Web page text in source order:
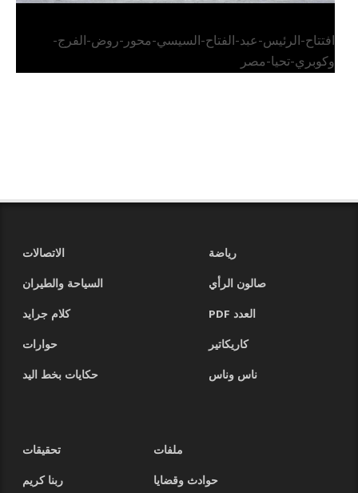
افتتاح-الرئيس-عبد-الفتاح-السيسي-محور-روض-الفرج-
وكوبري-تحيا-مصر
رياضة
الاتصالات
صالون الرأي
السياحة والطيران
العدد PDF
كلام جرايد
كاريكاتير
حوارات
ناس وناس
حكايات بخط اليد
ملفات
تحقيقات
حوادث وقضايا
ربنا كريم